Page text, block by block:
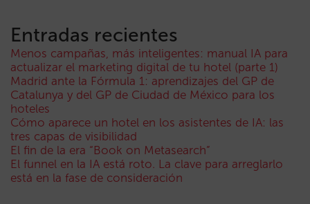
Entradas recientes
Menos campañas, más inteligentes: manual IA para
actualizar el marketing digital de tu hotel (parte 1)
Madrid ante la Fórmula 1: aprendizajes del GP de
Catalunya y del GP de Ciudad de México para los
hoteles
Cómo aparece un hotel en los asistentes de IA: las
tres capas de visibilidad
El fin de la era “Book on Metasearch”
El funnel en la IA está roto. La clave para arreglarlo
está en la fase de consideración